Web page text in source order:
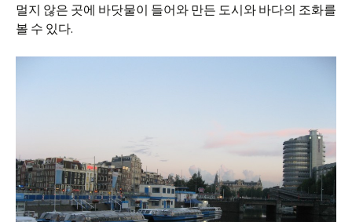
멀지 않은 곳에 바닷물이 들어와 만든 도시와 바다의 조화를
볼 수 있다.